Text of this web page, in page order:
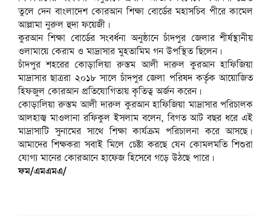
তুলে দেন বাংলাদেশ কোরআন শিক্ষা বোর্ডের মহাসচিব পীরে কামেল
আল্লামা নুরুল হুদা ফয়েজী।
কুরআন শিক্ষা বোর্ডের সংবর্ধনা অনুষ্ঠানে চাঁদপুর জেলার শীর্ষস্থানীয়
ওলামায়ে কেরাম ও মাদ্রাসার মুহতামিম গন উপস্থিত ছিলেন।
চাঁদপুর শহরের কোড়ালিয়া রুস্তম আলী দারুল কুরআন হাফিজিয়া
মাদ্রাসার ছাত্ররা ২০১৮ সালে চাঁদপুর জেলা পরিষদ কর্তৃক আয়োজিত
হিফজুল কোরআন প্রতিযোগিতায় কৃতিত্ব অর্জন করেন।
কোড়ালিয়া রুস্তম আলী দারুল কুরআন হাফিজিয়া মাদ্রাসার পরিচালক
আলহাজ্ব মাওলানা রফিকুল ইসলাম বলেন, বিগত আট বছর ধরে এই
মাদ্রাসাটি সুনামের সাথে শিক্ষা কার্যক্রম পরিচালনা করে আসছে।
আমাদের শিক্ষকরা সবাই মিলে চেষ্টা করছে যেন কোমলমতি শিশুরা
যোগ্য মানের কোরআনে হাফেজ হিসেবে গড়ে উঠছে পারে।
ফম/এমএমএ/